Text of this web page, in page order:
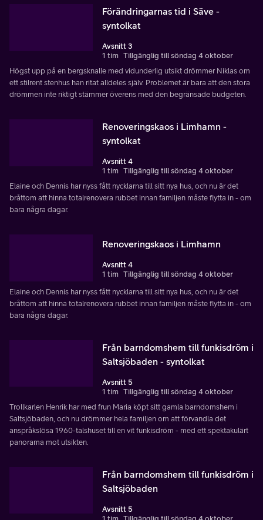
Förändringarnas tid i Säve -
syntolkat
Avsnitt 3
1 tim Tillgänglig till söndag 4 oktober
Högst upp på en bergsknalle med vidunderlig utsikt drömmer Niklas om
ett stilrent stenhus han ritat alldeles själv. Problemet är bara att den stora
drömmen inte riktigt stämmer överens med den begränsade budgeten.
Renoveringskaos i Limhamn -
syntolkat
Avsnitt 4
1 tim Tillgänglig till söndag 4 oktober
Elaine och Dennis har nyss fått nycklarna till sitt nya hus, och nu är det
bråttom att hinna totalrenovera rubbet innan familjen måste flytta in - om
bara några dagar.
Renoveringskaos i Limhamn
Avsnitt 4
1 tim Tillgänglig till söndag 4 oktober
Elaine och Dennis har nyss fått nycklarna till sitt nya hus, och nu är det
bråttom att hinna totalrenovera rubbet innan familjen måste flytta in - om
bara några dagar.
Från barndomshem till funkisdröm i
Saltsjöbaden - syntolkat
Avsnitt 5
1 tim Tillgänglig till söndag 4 oktober
Trollkarlen Henrik har med frun Maria köpt sitt gamla barndomshem i
Saltsjöbaden, och nu drömmer hela familjen om att förvandla det
anspråkslösa 1960-talshuset till en vit funkisdröm - med ett spektakulärt
panorama mot utsikten.
Från barndomshem till funkisdröm i
Saltsjöbaden
Avsnitt 5
1 tim Tillgänglig till söndag 4 oktober